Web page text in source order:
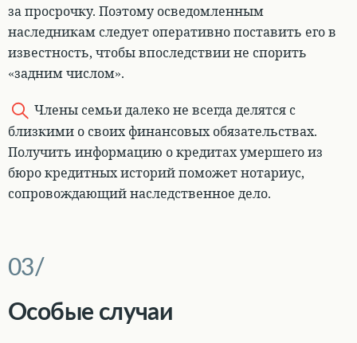
за просрочку. Поэтому осведомленным
наследникам следует оперативно поставить его в
известность, чтобы впоследствии не спорить
«задним числом».
Члены семьи далеко не всегда делятся с
близкими о своих финансовых обязательствах.
Получить информацию о кредитах умершего из
бюро кредитных историй поможет нотариус,
сопровождающий наследственное дело.
Особые случаи